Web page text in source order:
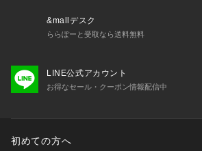
&mallデスク
ららぽーと受取なら送料無料
LINE公式アカウント
お得なセール・クーポン情報配信中
初めての方へ